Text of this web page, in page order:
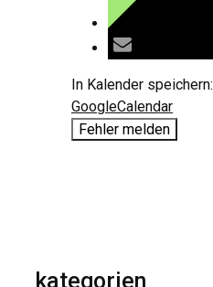
In Kalender speichern:
GoogleCalendar
Fehler melden
kategorien